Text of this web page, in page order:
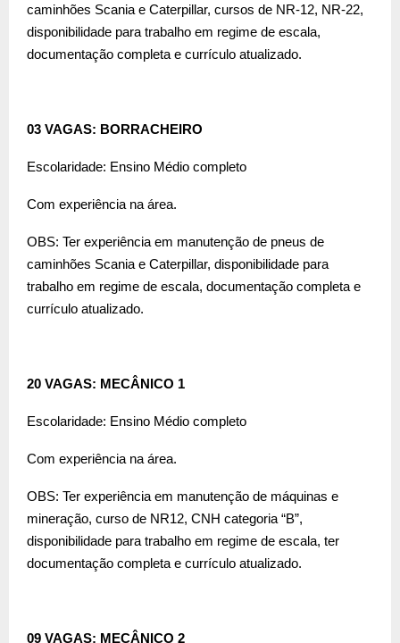
caminhões Scania e Caterpillar, cursos de NR-12, NR-22,
disponibilidade para trabalho em regime de escala,
documentação completa e currículo atualizado.
03 VAGAS: BORRACHEIRO
Escolaridade: Ensino Médio completo
Com experiência na área.
OBS: Ter experiência em manutenção de pneus de
caminhões Scania e Caterpillar, disponibilidade para
trabalho em regime de escala, documentação completa e
currículo atualizado.
20 VAGAS: MECÂNICO 1
Escolaridade: Ensino Médio completo
Com experiência na área.
OBS: Ter experiência em manutenção de máquinas e
mineração, curso de NR12, CNH categoria “B”,
disponibilidade para trabalho em regime de escala, ter
documentação completa e currículo atualizado.
09 VAGAS: MECÂNICO 2